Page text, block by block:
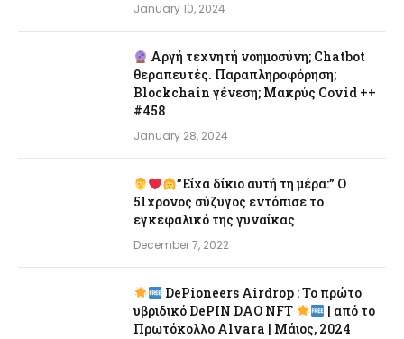
January 10, 2024
Αργή τεχνητή νοημοσύνη; Chatbot
θεραπευτές. Παραπληροφόρηση;
Blockchain γένεση; Μακρύς Covid ++
#458
January 28, 2024
”Είχα δίκιο αυτή τη μέρα:” Ο
51χρονος σύζυγος εντόπισε το
εγκεφαλικό της γυναίκας
December 7, 2022
DePioneers Airdrop : Το πρώτο
υβριδικό DePIN DAO NFT
| από το
Πρωτόκολλο Alvara | Μάιος, 2024